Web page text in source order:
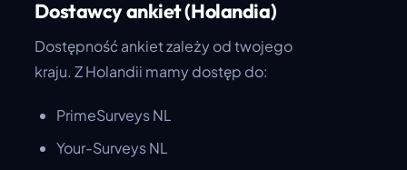
Dostawcy ankiet (Holandia)
Dostępność ankiet zależy od twojego
kraju. Z Holandii mamy dostęp do:
PrimeSurveys NL
Your-Surveys NL